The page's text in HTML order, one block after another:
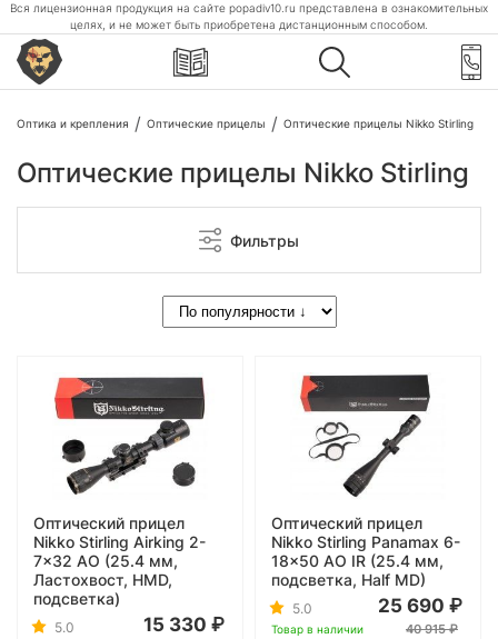
Вся лицензионная продукция на сайте popadiv10.ru представлена в ознакомительных
целях, и не может быть приобретена дистанционным способом.
Оптика и крепления Оптические прицелы Оптические прицелы Nikko Stirling
Оптические прицелы Nikko Stirling
Фильтры
Оптический прицел
Nikko Stirling Airking 2-
7x32 АО (25.4 мм,
Ластохвост, HMD,
подсветка)
5.0 15 330
Оптический прицел
Nikko Stirling Panamax 6-
18x50 AO IR (25.4 мм,
подсветка, Half MD)
5.0
Товар в наличии
25 690
40 915